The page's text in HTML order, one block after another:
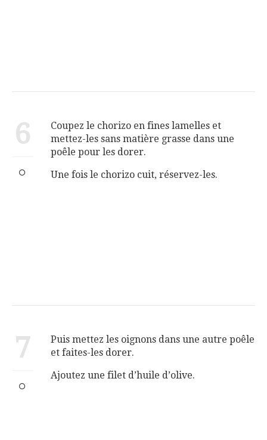
6
Coupez le chorizo en fines lamelles et
mettez-les sans matière grasse dans une
poêle pour les dorer.
Une fois le chorizo cuit, réservez-les.
7
Puis mettez les oignons dans une autre poêle
et faites-les dorer.
Ajoutez une filet d’huile d’olive.